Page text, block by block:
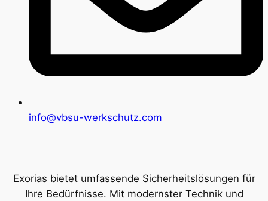
info@vbsu-werkschutz.com
Exorias bietet umfassende Sicherheitslösungen für
Ihre Bedürfnisse. Mit modernster Technik und